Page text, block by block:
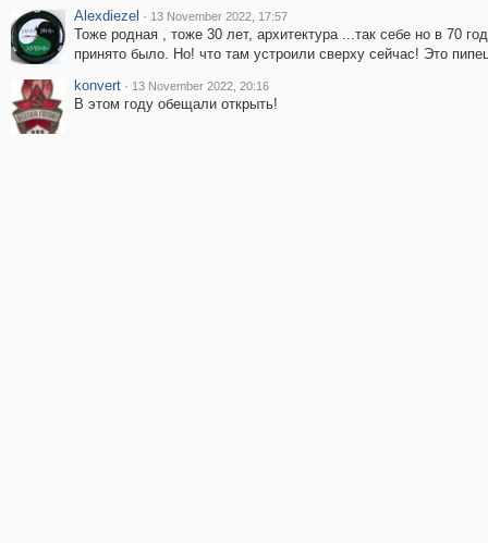
Alexdiezel · 13 November 2022, 17:57
Тоже родная , тоже 30 лет, архитектура ...так себе но в 70
принято было. Но! что там устроили сверху сейчас! Это
konvert · 13 November 2022, 20:16
В этом году обещали открыть!